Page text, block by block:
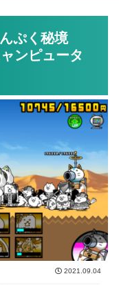
ぷく秘境
ンピュータ
2021.09.04